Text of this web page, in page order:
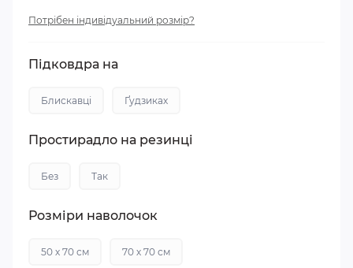
Потрібен індивідуальний розмір?
Підковдра на
Блискавці Ґудзиках
Простирадло на резинці
Без Так
Розміри наволочок
50 х 70 см 70 х 70 см